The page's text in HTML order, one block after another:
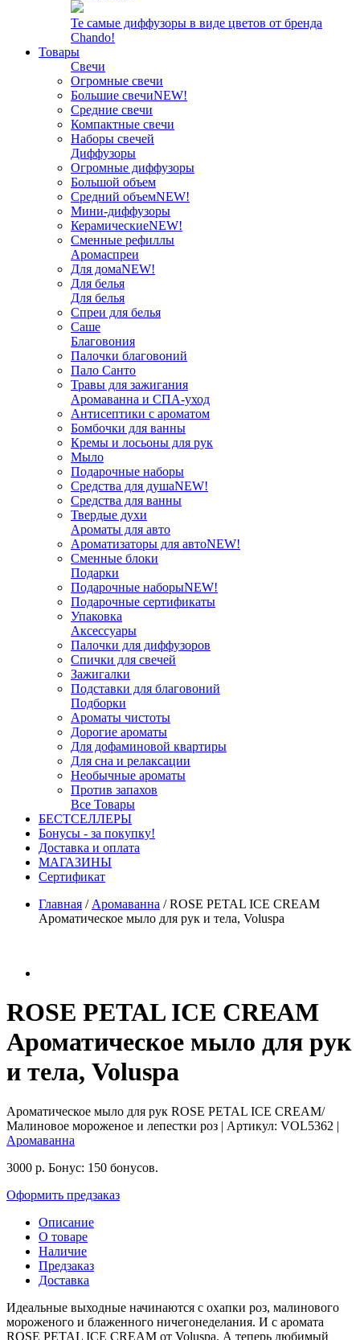
Те самые диффузоры в виде цветов от бренда
Chando!
Товары
Свечи
Огромные свечи
Большие свечиNEW!
Средние свечи
Компактные свечи
Наборы свечей
Диффузоры
Огромные диффузоры
Большой объем
Средний объемNEW!
Мини-диффузоры
КерамическиеNEW!
Сменные рефиллы
Аромаспреи
Для домаNEW!
Для белья
Для белья
Спреи для белья
Саше
Благовония
Палочки благовоний
Пало Санто
Травы для зажигания
Аромаванна и СПА-уход
Антисептики с ароматом
Бомбочки для ванны
Кремы и лосьоны для рук
Мыло
Подарочные наборы
Средства для душаNEW!
Средства для ванны
Твердые духи
Ароматы для авто
Ароматизаторы для автоNEW!
Сменные блоки
Подарки
Подарочные наборыNEW!
Подарочные сертификаты
Упаковка
Аксессуары
Палочки для диффузоров
Спички для свечей
Зажигалки
Подставки для благовоний
Подборки
Ароматы чистоты
Дорогие ароматы
Для дофаминовой квартиры
Для сна и релаксации
Необычные ароматы
Против запахов
Все Товары
БЕСТСЕЛЛЕРЫ
Бонусы - за покупку!
Доставка и оплата
МАГАЗИНЫ
Cертификат
Главная / Аромаванна /ROSE PETAL ICE CREAM
Ароматическое мыло для рук и тела, Voluspa
ROSE PETAL ICE CREAM
Ароматическое мыло для рук
и тела, Voluspa
Ароматическое мыло для рук ROSE PETAL ICE CREAM/
Малиновое мороженое и лепестки роз | Артикул: VOL5362 |
Аромаванна
3000 р. Бонус: 150 бонусов.
Оформить предзаказ
Описание
О товаре
Наличие
Предзаказ
Доставка
Идеальные выходные начинаются с охапки роз, малинового
мороженого и блаженного ничегонеделания. И с аромата
ROSE PETAL ICE CREAM от Voluspa. А теперь любимый